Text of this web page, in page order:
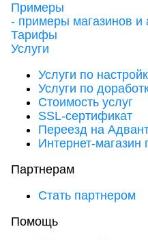
Примеры
- примеры магазинов и
Тарифы
Услуги
Услуги по
Услуги по
Стоимость услуг
SSL-сертификат
Переезд на
Интернет-магазин
Партнерам
Стать партнером
Помощь